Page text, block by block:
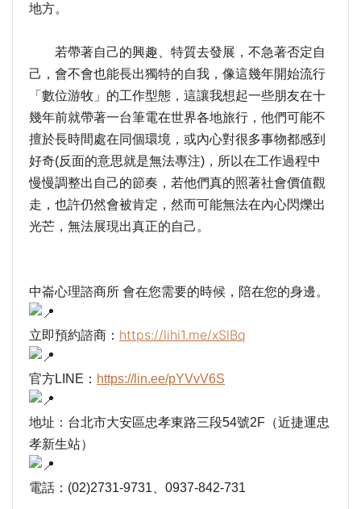
地方。
若帶著自己的興趣、特質去發展，不急著否定自
己，會不會也能長出獨特的自我，像這幾年開始流行
「數位游牧」的工作型態，這讓我想起一些朋友在十
幾年前就帶著一台筆電在世界各地旅行，他們可能不
擅於長時間處在同個環境，或內心對很多事物都感到
好奇(反面的意思就是無法專注)，所以在工作過程中
慢慢調整出自己的節奏，若他們真的照著社會價值觀
走，也許仍然會被肯定，然而可能無法在內心閃爍出
光芒，無法展現出真正的自己。
中崙心理諮商所 會在您需要的時候，陪在您的身邊。
立即預約諮商： https://lihi1.me/xSlBq
官方LINE： https://lin.ee/pYVvV6S
地址：台北市大安區忠孝東路三段54號2F（近捷運忠
孝新生站）
電話：(02)2731-9731、0937-842-731